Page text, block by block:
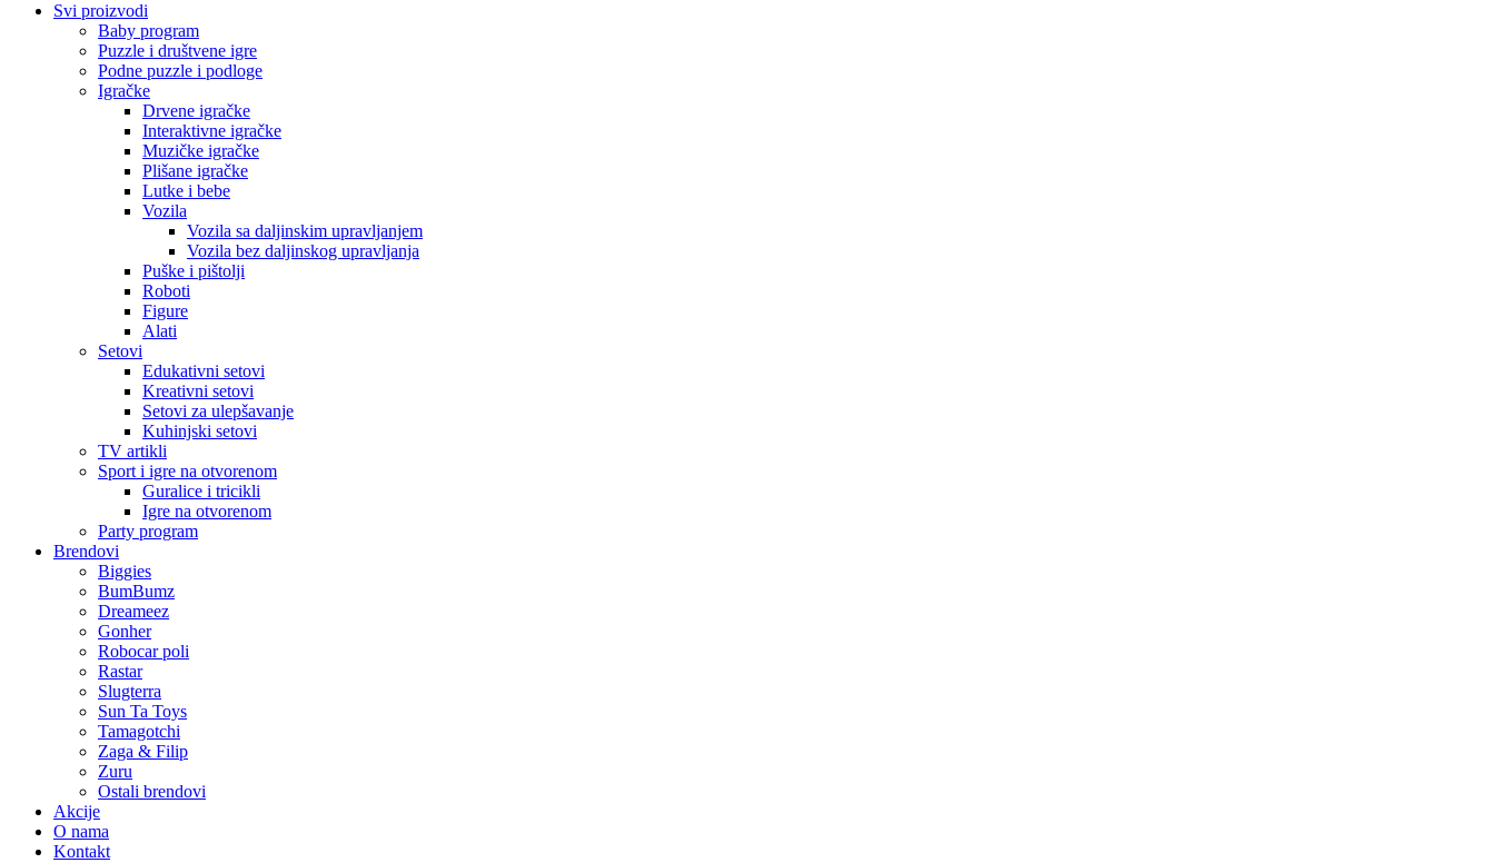
Svi proizvodi
Baby program
Puzzle i društvene igre
Podne puzzle i podloge
Igračke
Drvene igračke
Interaktivne igračke
Muzičke igračke
Plišane igračke
Lutke i bebe
Vozila
Vozila sa daljinskim upravljanjem
Vozila bez daljinskog upravljanja
Puške i pištolji
Roboti
Figure
Alati
Setovi
Edukativni setovi
Kreativni setovi
Setovi za ulepšavanje
Kuhinjski setovi
TV artikli
Sport i igre na otvorenom
Guralice i tricikli
Igre na otvorenom
Party program
Brendovi
Biggies
BumBumz
Dreameez
Gonher
Robocar poli
Rastar
Slugterra
Sun Ta Toys
Tamagotchi
Zaga & Filip
Zuru
Ostali brendovi
Akcije
O nama
Kontakt